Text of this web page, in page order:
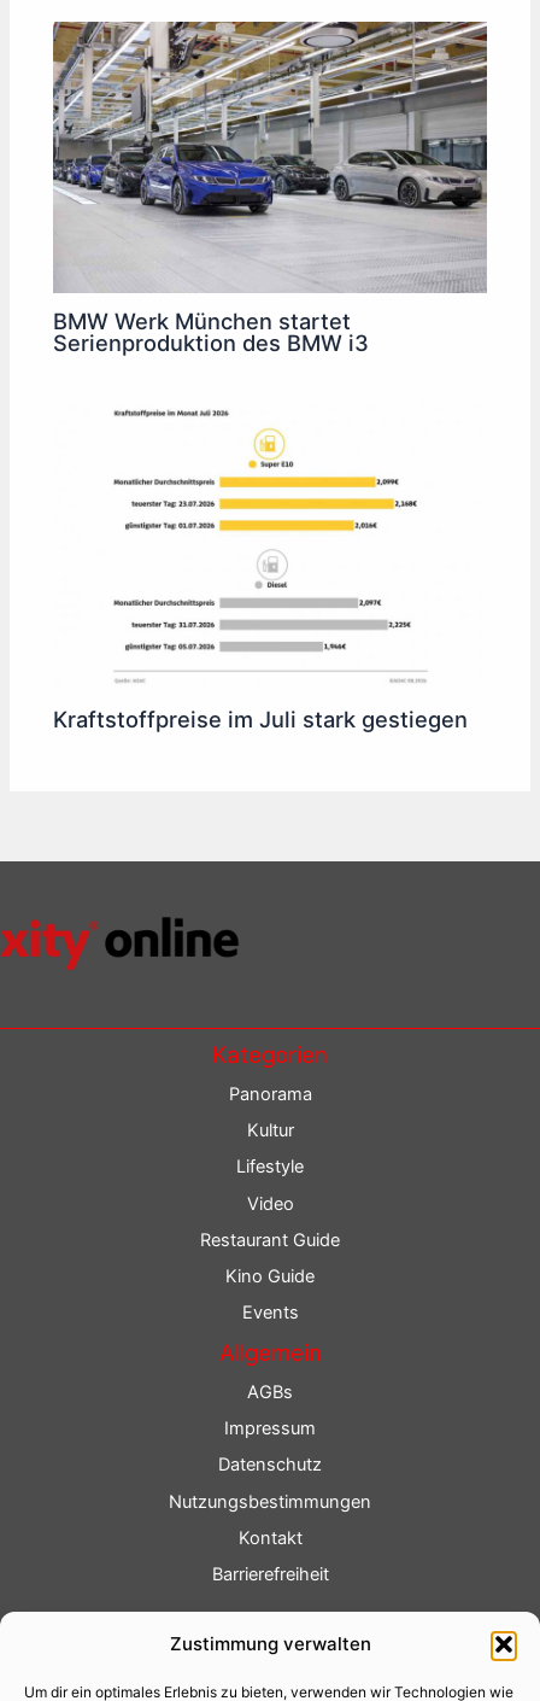
Zustimmung verwalten
Um dir ein optimales Erlebnis zu bieten, verwenden wir Technologien wie
BMW Werk München startet
Serienproduktion des BMW i3
Kraftstoffpreise im Juli stark gestiegen
Kategorien
Panorama
Kultur
Lifestyle
Video
Restaurant Guide
Kino Guide
Events
Allgemein
AGBs
Impressum
Datenschutz
Nutzungsbestimmungen
Kontakt
Barrierefreiheit
Fotoservice